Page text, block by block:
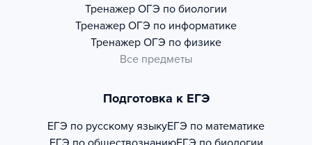
Тренажер ОГЭ по биологии
Тренажер ОГЭ по информатике
Тренажер ОГЭ по физике
Все предметы
Подготовка к ЕГЭ
ЕГЭ по русскому языкуЕГЭ по математике